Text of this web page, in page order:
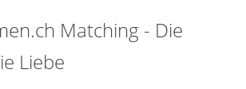
Matching - Die
Liebe